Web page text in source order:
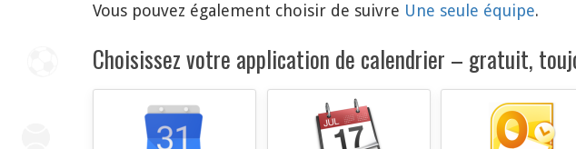
Vous pouvez également choisir de suivre Une seule équipe.
Choisissez votre application de calendrier – gratuit,